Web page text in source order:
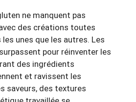
ne manquent pas
des créations toutes
unes que les autres. Les
pour réinventer les
des ingrédients
et ravissent les
saveurs, des textures